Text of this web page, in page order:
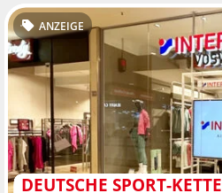
DEUTSCHE SPORT-KETTE
ANZEIGE